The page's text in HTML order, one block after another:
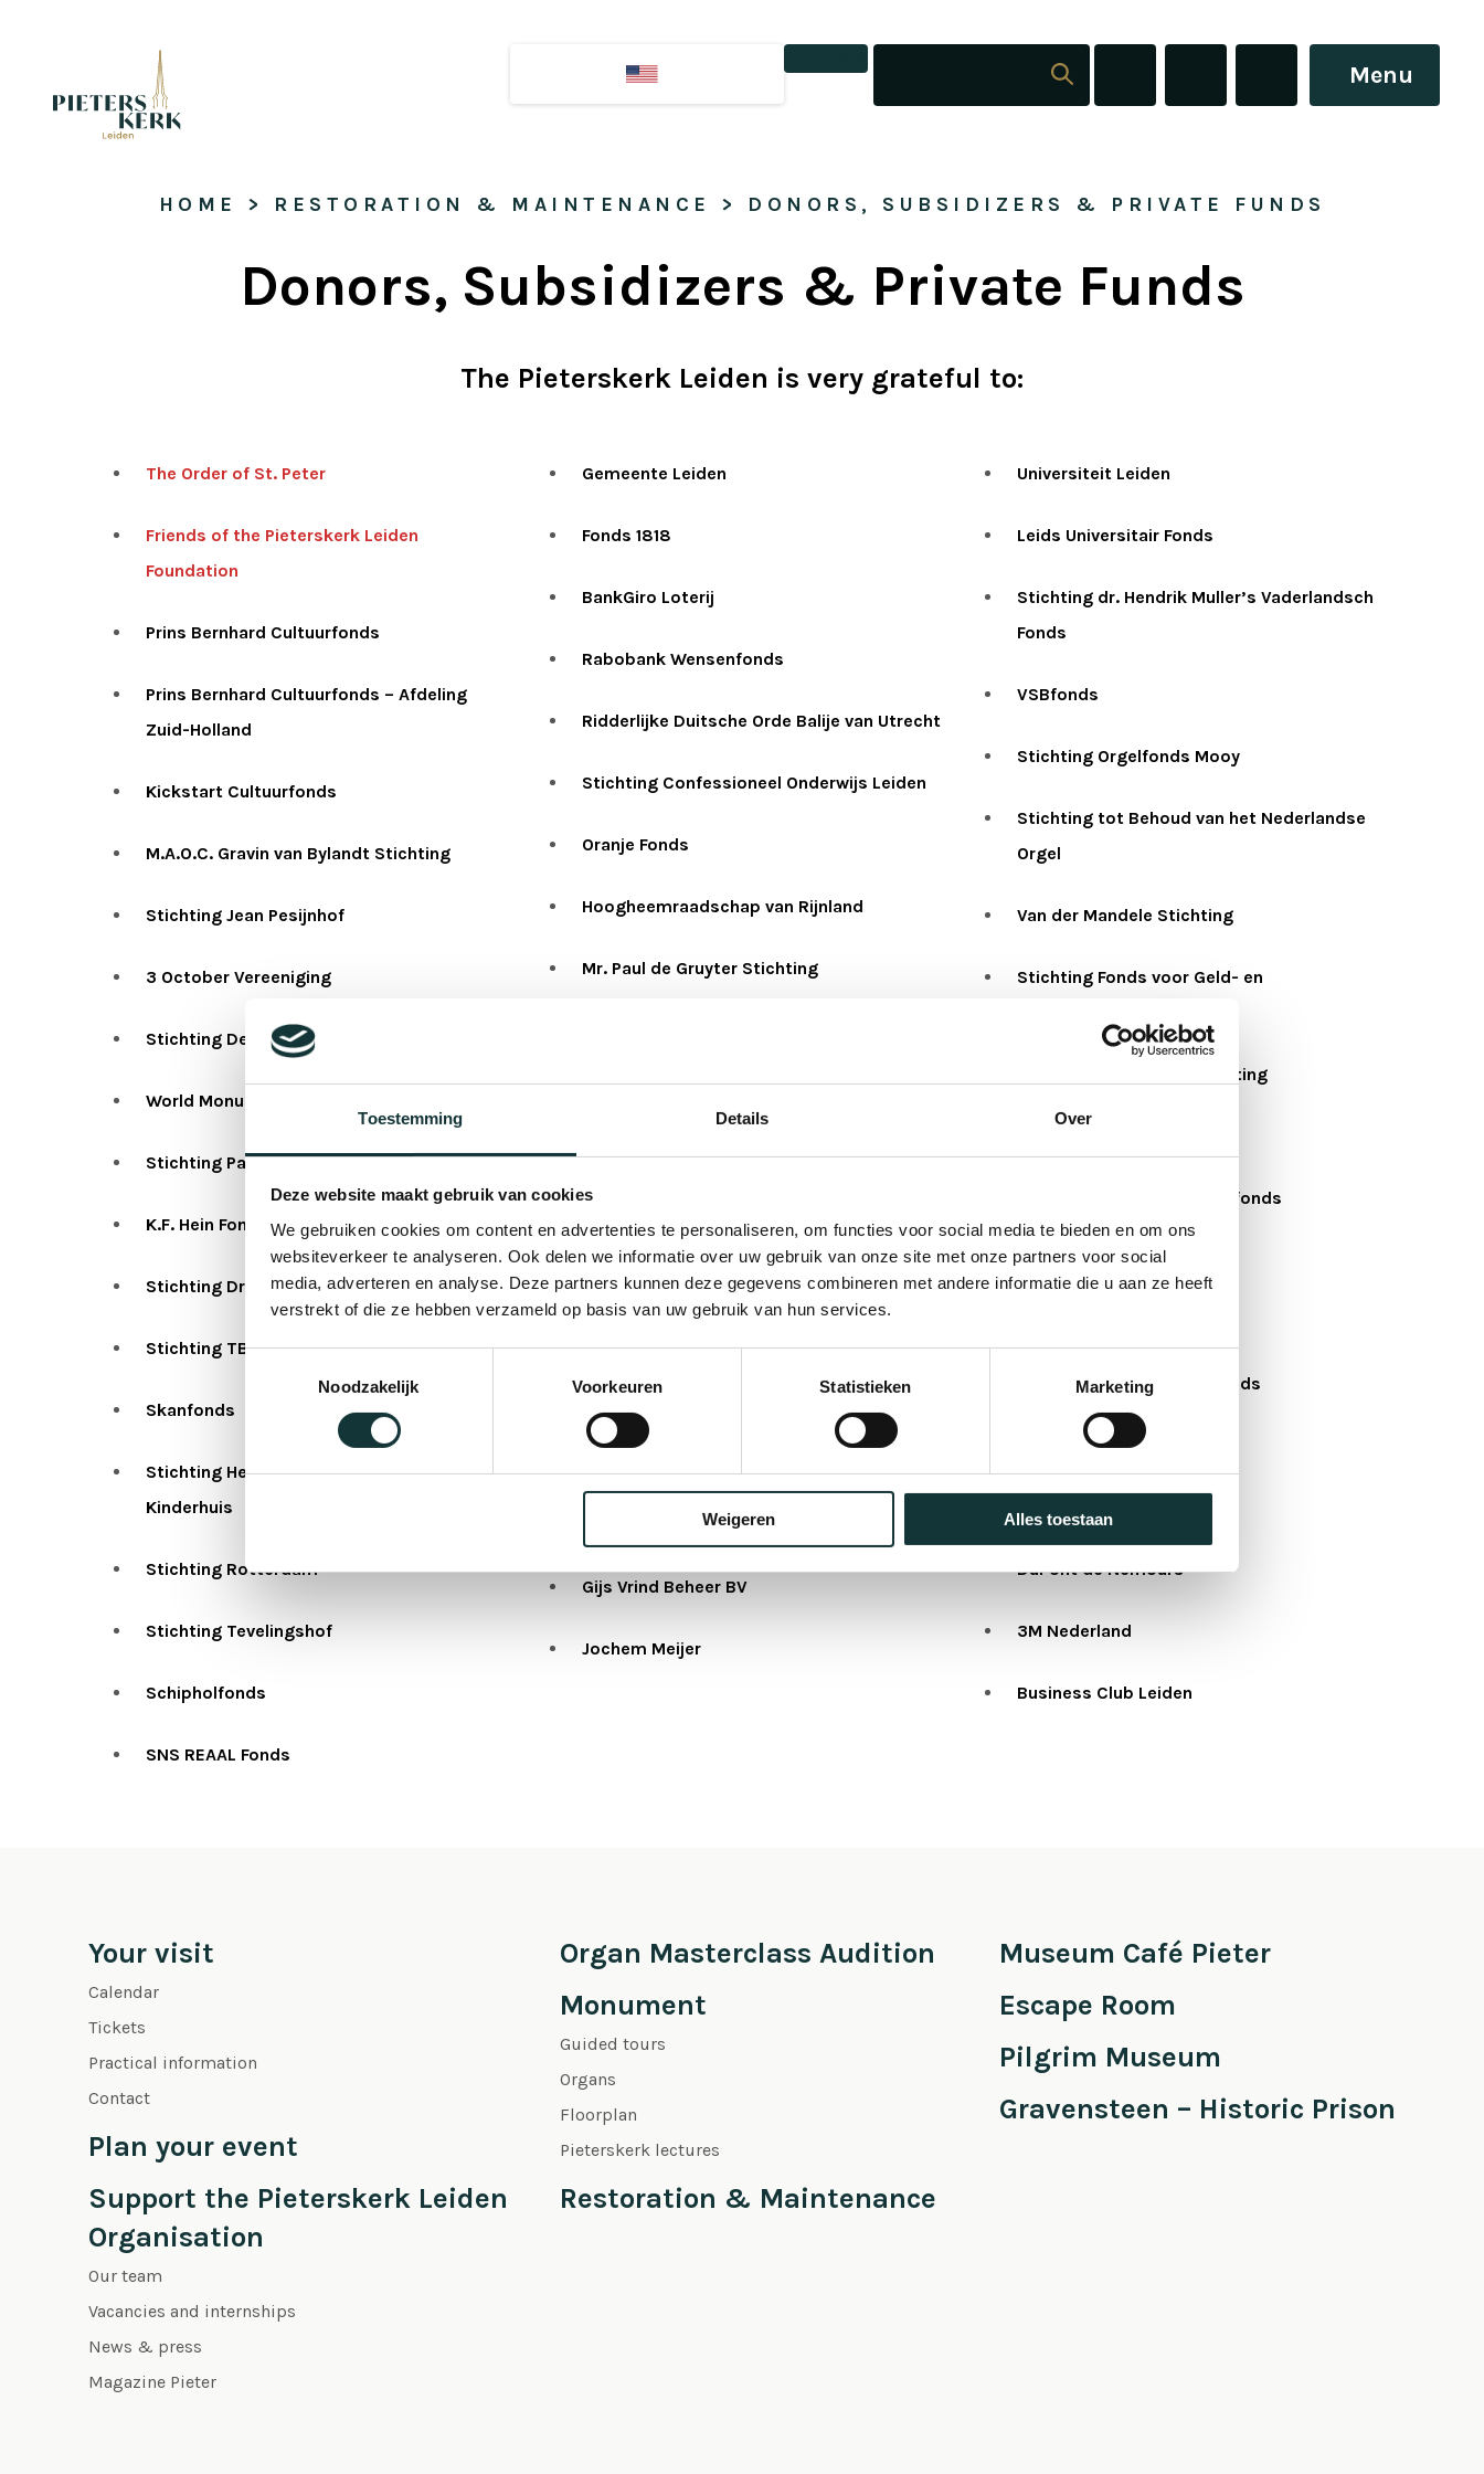
Toestemming Details Over
Deze website maakt gebruik van cookies
We gebruiken cookies om content en advertenties te personaliseren, om functies voor social media te bieden en om ons
websiteverkeer te analyseren. Ook delen we informatie over uw gebruik van onze site met onze partners voor social
media, adverteren en analyse. Deze partners kunnen deze gegevens combineren met andere informatie die u aan ze heeft
verstrekt of die ze hebben verzameld op basis van uw gebruik van hun services.
Toestemmingsselectie
Noodzakelijk
Voorkeuren Statistieken Marketing
Weigeren Alles toestaan
Menu
HOME > RESTORATION & MAINTENANCE > DONORS, SUBSIDIZERS & PRIVATE FUNDS
Donors, Subsidizers & Private Funds
The Pieterskerk Leiden is very grateful to:
The Order of St. Peter
Friends of the Pieterskerk Leiden
Foundation
Prins Bernhard Cultuurfonds
Prins Bernhard Cultuurfonds – Afdeling
Zuid-Holland
Kickstart Cultuurfonds
M.A.O.C. Gravin van Bylandt Stichting
Stichting Jean Pesijnhof
3 October Vereeniging
Stichting De Geuzen van Boisot
World Monument Fund
Stichting Pape-Fonds
K.F. Hein Fonds
Stichting Drs Cor van Zadelhoff Fonds
Stichting TBI Fundatie
Skanfonds
Stichting Heilige Geest- of Arme Wees- en
Kinderhuis
Stichting Rotterdam
Stichting Tevelingshof
Schipholfonds
SNS REAAL Fonds
Gemeente Leiden
Fonds 1818
BankGiro Loterij
Rabobank Wensenfonds
Ridderlijke Duitsche Orde Balije van Utrecht
Stichting Confessioneel Onderwijs Leiden
Oranje Fonds
Hoogheemraadschap van Rijnland
Mr. Paul de Gruyter Stichting
Stichting Thurkowfonds
FGH Bank NV
Maatschappij van Welstand
Koninklijke Horeca Nederland
Gijs Vrind Beheer BV
Jochem Meijer
Universiteit Leiden
Leids Universitair Fonds
Stichting dr. Hendrik Muller’s Vaderlandsch
Fonds
VSBfonds
Stichting Orgelfonds Mooy
Stichting tot Behoud van het Nederlandse
Orgel
Van der Mandele Stichting
Stichting Fonds voor Geld- en
Kattendijke/Drucker Stichting
Stichting Van Ballegooyenfonds
ANWB Fonds
Stichting Otten-Philips Fonds
Stichting Portaal Leiden
DuPont de Nemours
3M Nederland
Business Club Leiden
Your visit
Calendar
Tickets
Practical information
Contact
Plan your event
Support the Pieterskerk Leiden
Organ Masterclass Audition
Monument
Guided tours
Organs
Floorplan
Pieterskerk lectures
Restoration & Maintenance
Museum Café Pieter
Escape Room
Pilgrim Museum
Gravensteen – Historic Prison
Organisation
Our team
Vacancies and internships
News & press
Magazine Pieter